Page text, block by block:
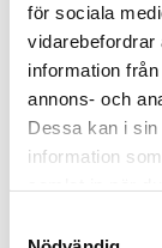
för sociala
vidarebefordrar
information
annons- och
Dessa kan i
information